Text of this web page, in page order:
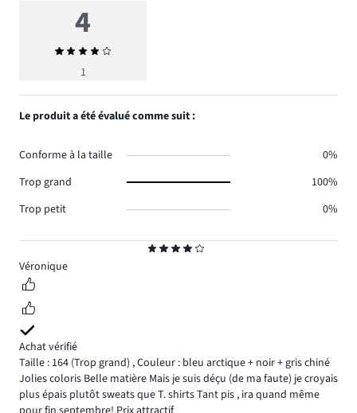
4
Véronique
Achat vérifié
Taille : 164 (Trop grand) ,Couleur : bleu arctique + noir + gris chiné
Jolies coloris Belle matière Mais je suis déçu (de ma faute) je croyais
plus épais plutôt sweats que T. shirts Tant pis , ira quand même
4
Note
moyenne
1
Le produit a été évalué comme suit :
Conforme à la taille
0%
Trop grand
100%
Trop petit
0%